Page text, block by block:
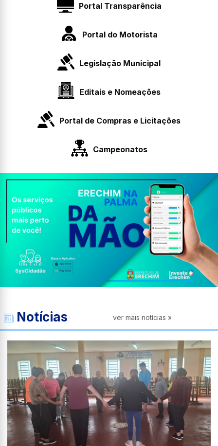
Portal Transparência
Portal do Motorista
Legislação Municipal
Editais e Nomeações
Portal de Compras e Licitações
Campeonatos
Notícias ver mais notícias »